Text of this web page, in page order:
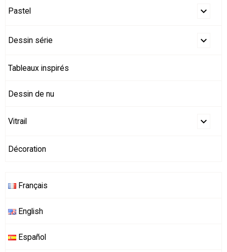
Pastel
Dessin série
Tableaux inspirés
Dessin de nu
Vitrail
Décoration
Français
English
Español